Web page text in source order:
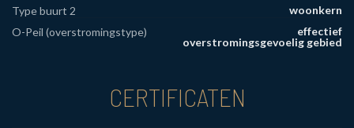
Type buurt 2
woonkern
O-Peil (overstromingstype)
effectief
overstromingsgevoelig gebied
CERTIFICATEN